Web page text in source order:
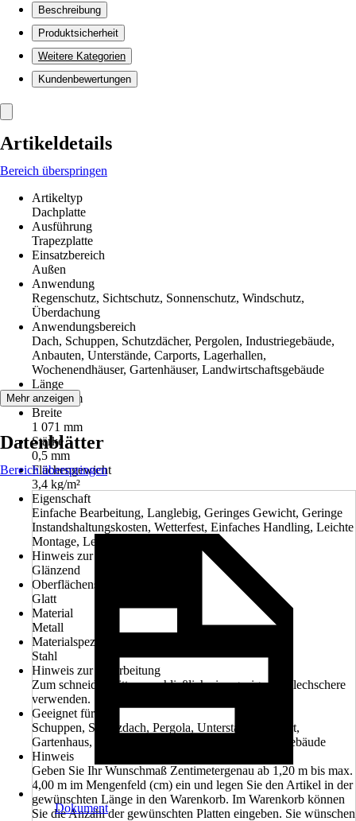
Beschreibung
Produktsicherheit
Weitere Kategorien
Kundenbewertungen
Artikeldetails
Bereich überspringen
Artikeltyp
Dachplatte
Ausführung
Trapezplatte
Einsatzbereich
Außen
Anwendung
Regenschutz, Sichtschutz, Sonnenschutz, Windschutz,
Überdachung
Anwendungsbereich
Dach, Schuppen, Schutzdächer, Pergolen, Industriegebäude,
Anbauten, Unterstände, Carports, Lagerhallen,
Wochenendhäuser, Gartenhäuser, Landwirtschaftsgebäude
Länge
1 000 mm
Breite
1 071 mm
Stärke
0,5 mm
Flächengewicht
3,4 kg/m²
Eigenschaft
Einfache Bearbeitung, Langlebig, Geringes Gewicht, Geringe
Instandshaltungskosten, Wetterfest, Einfaches Handling, Leichte
Montage, Leicht zu reinigen
Hinweis zur Farbe
Glänzend
Oberflächenstruktur
Glatt
Material
Metall
Materialspezifizierung
Stahl
Hinweis zur Verarbeitung
Zum schneiden bitte ausschließlich eine geeignete Blechschere
verwenden.
Geeignet für
Schuppen, Schutzdach, Pergola, Unterstand, Carport,
Gartenhaus, Balkonüberdachung, Landwirtschaftsgebäude
Hinweis
Geben Sie Ihr Wunschmaß Zentimetergenau ab 1,20 m bis max.
4,00 m im Mengenfeld (cm) ein und legen Sie den Artikel in der
gewünschten Länge in den Warenkorb. Im Warenkorb können
Sie die Anzahl der gewünschten Platten eingeben. Sie wünschen
Mehr anzeigen
Datenblätter
Bereich überspringen
Dokument